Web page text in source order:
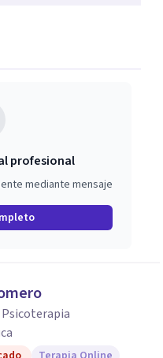
sus desafíos.
personal,
y
la calidad de vida.
profesional
mediante mensaje